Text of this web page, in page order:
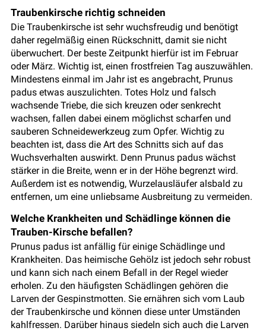
Traubenkirsche richtig schneiden
Die Traubenkirsche ist sehr wuchsfreudig und benötigt
daher regelmäßig einen Rückschnitt, damit sie nicht
überwuchert. Der beste Zeitpunkt hierfür ist im Februar
oder März. Wichtig ist, einen frostfreien Tag auszuwählen.
Mindestens einmal im Jahr ist es angebracht, Prunus
padus etwas auszulichten. Totes Holz und falsch
wachsende Triebe, die sich kreuzen oder senkrecht
wachsen, fallen dabei einem möglichst scharfen und
sauberen Schneidewerkzeug zum Opfer. Wichtig zu
beachten ist, dass die Art des Schnitts sich auf das
Wuchsverhalten auswirkt. Denn Prunus padus wächst
stärker in die Breite, wenn er in der Höhe begrenzt wird.
Außerdem ist es notwendig, Wurzelausläufer alsbald zu
entfernen, um eine unliebsame Ausbreitung zu vermeiden.
Welche Krankheiten und Schädlinge können die
Trauben-Kirsche befallen?
Prunus padus ist anfällig für einige Schädlinge und
Krankheiten. Das heimische Gehölz ist jedoch sehr robust
und kann sich nach einem Befall in der Regel wieder
erholen. Zu den häufigsten Schädlingen gehören die
Larven der Gespinstmotten. Sie ernähren sich vom Laub
der Traubenkirsche und können diese unter Umständen
kahlfressen. Darüber hinaus siedeln sich auch die Larven